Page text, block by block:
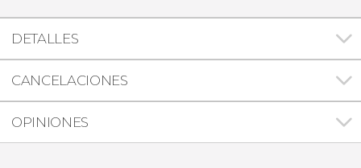
DETALLES
CANCELACIONES
OPINIONES